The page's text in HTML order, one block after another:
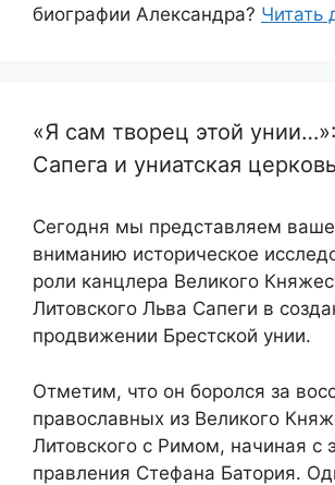
биографии Александра? Читать
«Я сам творец этой
Сапега и униатская церковь
Сегодня мы представляем
вниманию историческое
роли канцлера Великого
Литовского Льва Сапеги в
продвижении Брестской унии.
Отметим, что он боролся за
православных из Великого
Литовского с Римом, начиная с
правления Стефана Батория.